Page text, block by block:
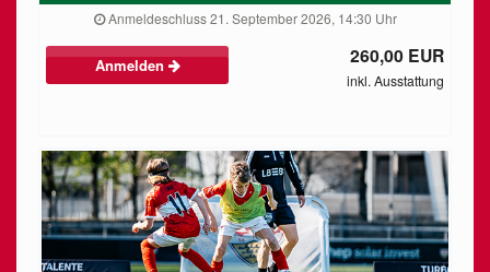
Anmeldeschluss 21. September 2026, 14:30 Uhr
Anmelden 260,00 EUR
inkl. Ausstattung